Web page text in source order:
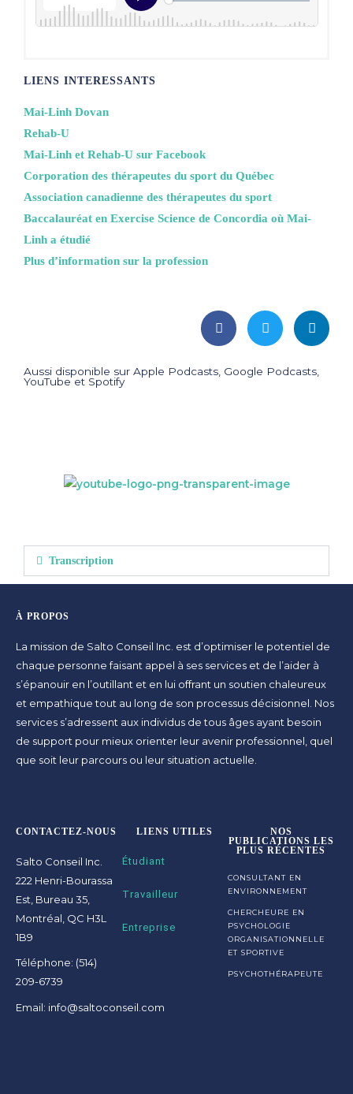
LIENS INTERESSANTS
Mai-Linh Dovan
Rehab-U
Mai-Linh et Rehab-U sur Facebook
Corporation des thérapeutes du sport du Québec
Association canadienne des thérapeutes du sport
Baccalauréat en Exercise Science de Concordia où Mai-
Linh a étudié
Plus d’information sur la profession
Aussi disponible sur Apple Podcasts, Google Podcasts,
YouTube et Spotify
Transcription
À PROPOS
La mission de Salto Conseil Inc. est d’optimiser le potentiel de
chaque personne faisant appel à ses services et de l’aider à
s’épanouir en l’outillant et en lui offrant un soutien chaleureux
et empathique tout au long de son processus décisionnel. Nos
services s’adressent aux individus de tous âges ayant besoin
de support pour mieux orienter leur avenir professionnel, quel
que soit leur parcours ou leur situation actuelle.
CONTACTEZ-NOUS
Salto Conseil Inc.
222 Henri-Bourassa
Est, Bureau 35,
Montréal, QC H3L
1B9
Téléphone: (514)
209-6739
Email: info@saltoconseil.com
LIENS UTILES
Étudiant
Travailleur
Entreprise
NOS
PUBLICATIONS LES
PLUS RÉCENTES
CONSULTANT EN
ENVIRONNEMENT
CHERCHEURE EN
PSYCHOLOGIE
ORGANISATIONNELLE
ET SPORTIVE
PSYCHOTHÉRAPEUTE